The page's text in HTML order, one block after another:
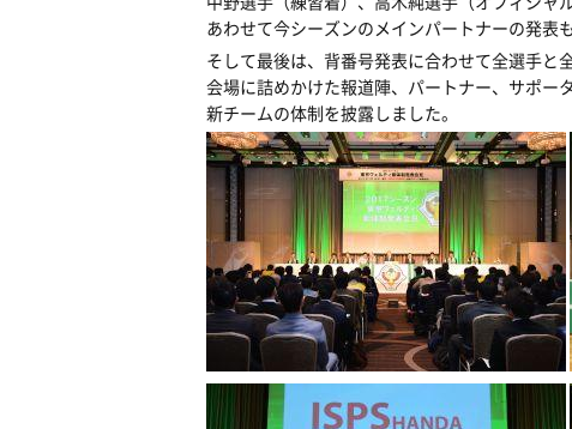
あわせて今シーズンのメインパートナーの発表
そして最後は、背番号発表に合わせて全選手と
会場に詰めかけた報道陣、パートナー、サポー
新チームの体制を披露しました。